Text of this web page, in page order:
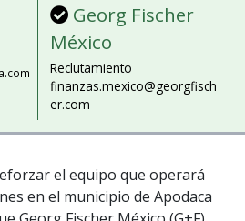
Georg Fischer
México
Reclutamiento
finanzas.mexico@georgfisch
er.com
el equipo que operará
en el municipio de Apodaca